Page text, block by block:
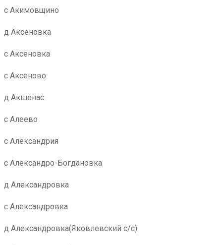
с Акимовщино
д Аксеновка
с Аксеновка
с Аксеново
д Акшенас
с Алеево
с Александрия
с Александро-Богдановка
д Александровка
с Александровка
д Александровка(Яковлевский с/с)